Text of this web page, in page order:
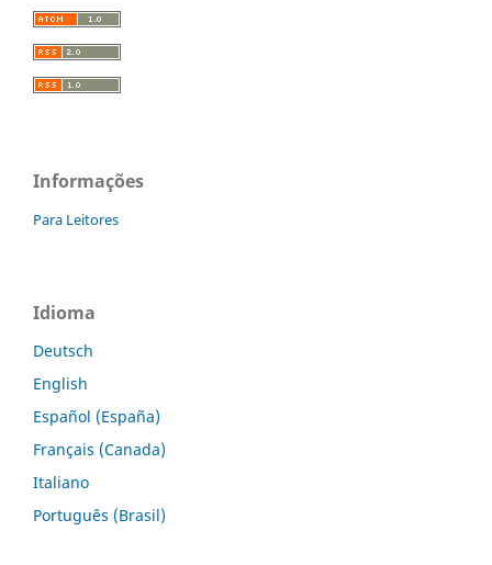
Informações
Para Leitores
Idioma
Deutsch
English
Español (España)
Français (Canada)
Italiano
Português (Brasil)